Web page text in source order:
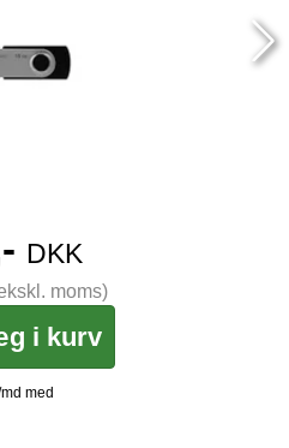
DKK
moms)
i kurv